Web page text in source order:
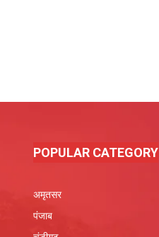
POPULAR CATEGORY
अमृतसर
पंजाब